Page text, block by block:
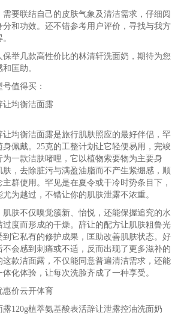
要联结自己的皮肤气象及清洁需求，仔细阅
和功效。还不错参考用户评价，寻找与我方
举几款高性价比的林清轩洗面奶，期待为您
匡助。
值得买：
让均衡洁面露
均衡洁面露是旅行肌肤照应的最好伴侣，罕
身佩戴。25克的工整计划让它轻便易用，完竣
一款洁肤啫哩，它以植物索要物为主要身
，去除脏污与满盈油脂而不产生紧绷感，顺
群使用。罕见是在夏令或干冷时势条目下，
为越过，不错让你的肌肤泄露不浓重。
肤不仅嗅觉簇新、怡悦，还能保握追究的水
度而形成的干燥。辞让的配方让肌肤粗鲁光
它私有的修护成果，匡助改善肌肤状态。好
不会感到刺痛或不适，反而出现了更多滋补的
这款洁面露，不仅能同意普遍清洁需求，还能
化体验，让每次洗脸齐成了一种享受。
惠价云开体育
120g植萃氨基酸表活辞让泄露控油洗面奶